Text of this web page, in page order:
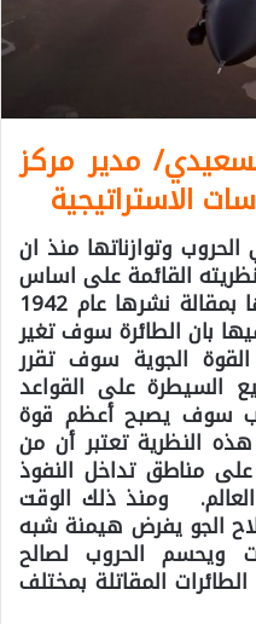
مدير مركز
الاستراتيجية
وتوازناتها منذ ان
القائمة على اساس
السيادة الجوية والتي عبر عنها بمقالة نشرها عام 1942
بان الطائرة سوف تغير
القوة الجوية سوف تقرر
السيطرة على القواعد
سوف يصبح أعظم قوة
النظرية تعتبر أن من
مناطق تداخل النفوذ
ومنذ ذلك الوقت
الجو يفرض هيمنة شبه
ويحسم الحروب لصالح
المقاتلة بمختلف